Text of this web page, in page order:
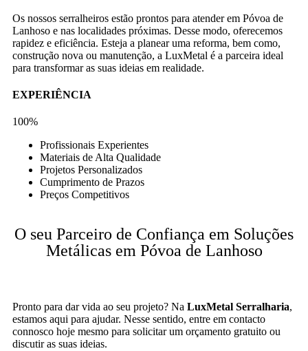
Os nossos serralheiros estão prontos para atender em Póvoa de
Lanhoso e nas localidades próximas. Desse modo, oferecemos
rapidez e eficiência. Esteja a planear uma reforma, bem como,
construção nova ou manutenção, a LuxMetal é a parceira ideal
para transformar as suas ideias em realidade.
EXPERIÊNCIA
100%
Profissionais Experientes
Materiais de Alta Qualidade
Projetos Personalizados
Cumprimento de Prazos
Preços Competitivos
O seu Parceiro de Confiança em Soluções
Metálicas em Póvoa de Lanhoso
Pronto para dar vida ao seu projeto? Na LuxMetal Serralharia,
estamos aqui para ajudar. Nesse sentido, entre em contacto
connosco hoje mesmo para solicitar um orçamento gratuito ou
discutir as suas ideias.